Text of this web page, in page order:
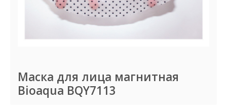
Маска для лица магнитная
Bioaqua BQY7113